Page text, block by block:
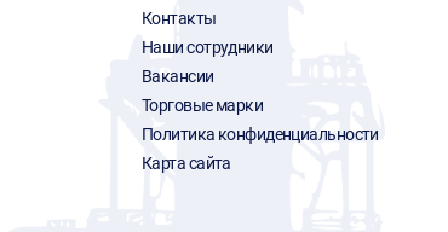
Контакты
Наши сотрудники
Вакансии
Торговые марки
Политика конфиденциальности
Карта сайта